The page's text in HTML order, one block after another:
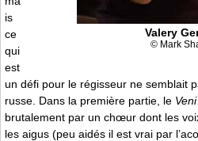
Valery
© Mark
is
ce
qui
est
un défi pour le régisseur ne semblait
russe. Dans la première partie, le
brutalement par un chœur dont les
les aigus (peu aidés il est vrai par